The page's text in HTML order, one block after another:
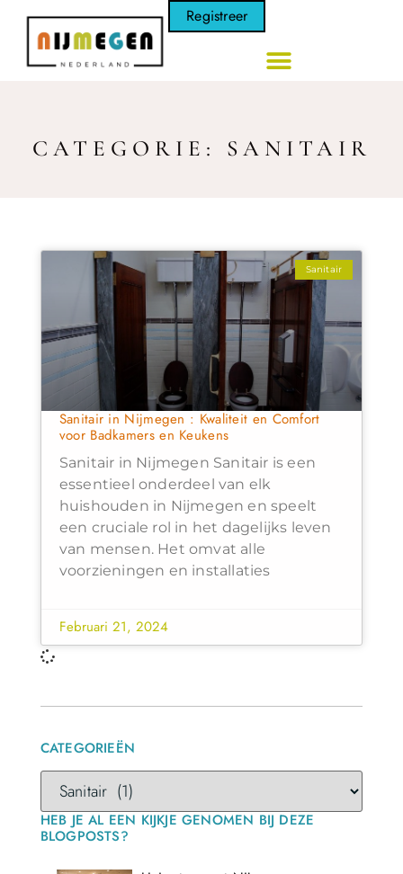
Registreer
CATEGORIE: SANITAIR
CATEGORIEËN
HEB JE AL EEN KIJKJE GENOMEN BIJ DEZE
BLOGPOSTS?
Sanitair
Sanitair in Nijmegen : Kwaliteit en Comfort
voor Badkamers en Keukens
Sanitair in Nijmegen Sanitair is een
essentieel onderdeel van elk
huishouden in Nijmegen en speelt
een cruciale rol in het dagelijks leven
van mensen. Het omvat alle
voorzieningen en installaties
Februari 21, 2024